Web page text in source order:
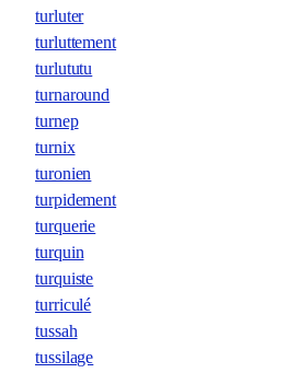
turluter
turluttement
turlututu
turnaround
turnep
turnix
turonien
turpidement
turquerie
turquin
turquiste
turriculé
tussah
tussilage